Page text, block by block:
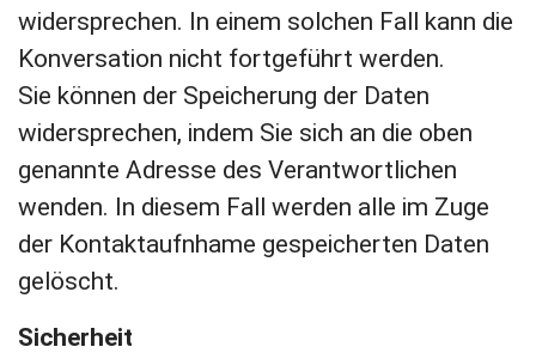
widersprechen. In einem solchen Fall kann die
Konversation nicht fortgeführt werden.
Sie können der Speicherung der Daten
widersprechen, indem Sie sich an die oben
genannte Adresse des Verantwortlichen
wenden. In diesem Fall werden alle im Zuge
der Kontaktaufnhame gespeicherten Daten
gelöscht.
Sicherheit